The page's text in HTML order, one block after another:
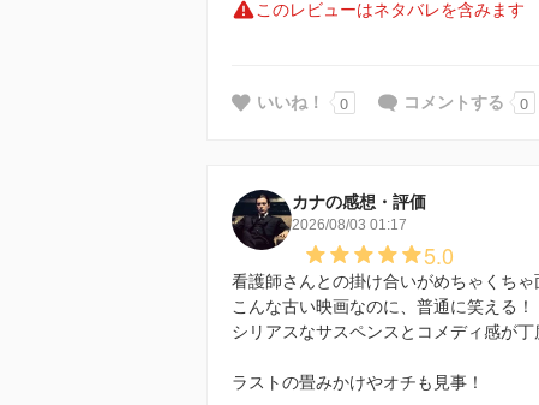
このレビューはネタバレを含みます
いいね！ 0 コメントする 0
カナの感想・評価
2026/08/03 01:17
5.0
看護師さんとの掛け合いがめちゃくちゃ
こんな古い映画なのに、普通に笑える！
シリアスなサスペンスとコメディ感が丁
ラストの畳みかけやオチも見事！